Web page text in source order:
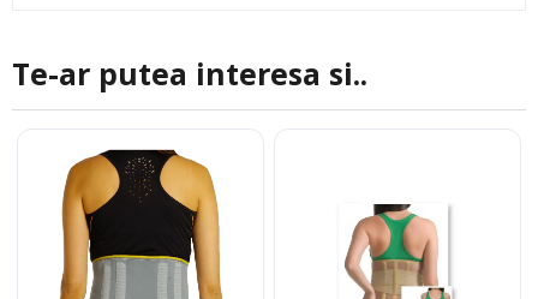
Te-ar putea interesa si..